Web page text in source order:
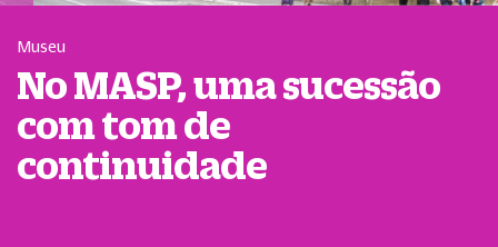
Museu
No MASP, uma sucessão
com tom de
continuidade